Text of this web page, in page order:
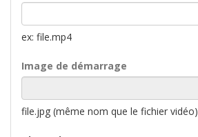
ex: file.mp4
Image de démarrage
file.jpg (même nom que le fichier vidéo)